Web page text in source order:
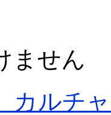
ません
ルチ